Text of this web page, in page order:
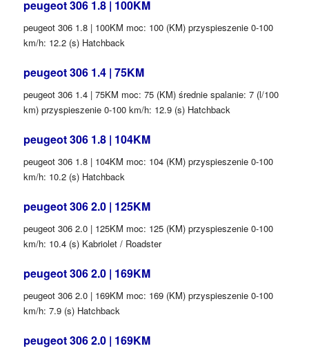
peugeot 306 1.8 | 100KM
peugeot 306 1.8 | 100KM moc: 100 (KM) przyspieszenie 0-100
km/h: 12.2 (s) Hatchback
peugeot 306 1.4 | 75KM
peugeot 306 1.4 | 75KM moc: 75 (KM) średnie spalanie: 7 (l/100
km) przyspieszenie 0-100 km/h: 12.9 (s) Hatchback
peugeot 306 1.8 | 104KM
peugeot 306 1.8 | 104KM moc: 104 (KM) przyspieszenie 0-100
km/h: 10.2 (s) Hatchback
peugeot 306 2.0 | 125KM
peugeot 306 2.0 | 125KM moc: 125 (KM) przyspieszenie 0-100
km/h: 10.4 (s) Kabriolet / Roadster
peugeot 306 2.0 | 169KM
peugeot 306 2.0 | 169KM moc: 169 (KM) przyspieszenie 0-100
km/h: 7.9 (s) Hatchback
peugeot 306 2.0 | 169KM